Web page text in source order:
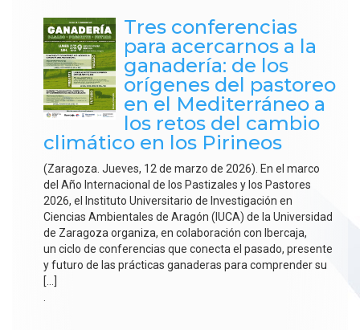
Tres conferencias
para acercarnos a la
ganadería: de los
orígenes del pastoreo
en el Mediterráneo a
los retos del cambio
climático en los Pirineos
(Zaragoza. Jueves, 12 de marzo de 2026). En el marco
del Año Internacional de los Pastizales y los Pastores
2026, el Instituto Universitario de Investigación en
Ciencias Ambientales de Aragón (IUCA) de la Universidad
de Zaragoza organiza, en colaboración con Ibercaja,
un ciclo de conferencias que conecta el pasado, presente
y futuro de las prácticas ganaderas para comprender su
[…]